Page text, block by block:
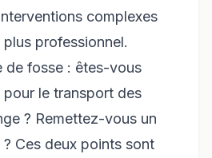
complexes
professionnel.
de fosse : êtes-vous
le transport des
? Remettez-vous un
Ces deux points sont